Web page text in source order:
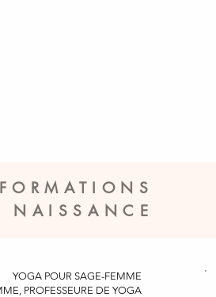
FORMATIONS
NAISSANCE
YOGA POUR SAGE-FEMME
PROFESSEURE DE YOGA